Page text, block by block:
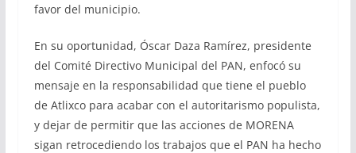
favor del municipio.
En su oportunidad, Óscar Daza Ramírez, presidente
del Comité Directivo Municipal del PAN, enfocó su
mensaje en la responsabilidad que tiene el pueblo
de Atlixco para acabar con el autoritarismo populista,
y dejar de permitir que las acciones de MORENA
sigan retrocediendo los trabajos que el PAN ha hecho